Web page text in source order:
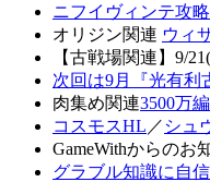
ニフイヴィンテ攻略
オリジン関連 ウィ
【古戦場関連】9/
次回は9月『光有利
肉集め関連3500万
コスモスHL ／ シュ
GameWithからのお
グラブル知識に自